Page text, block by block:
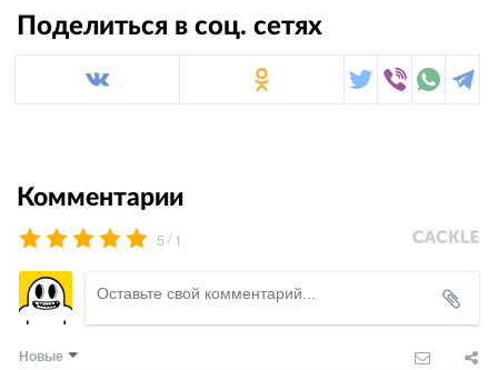
Поделиться в соц. сетях
Комментарии
5 / 1
Новые